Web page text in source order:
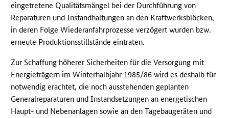
eingetretene Qualitätsmängel bei der Durchführung von
Reparaturen und Instandhaltungen an den Kraftwerksblöcken,
in deren Folge Wiederanfahrprozesse verzögert wurden bzw.
erneute Produktionsstillstände eintraten.
Zur Schaffung höherer Sicherheiten für die Versorgung mit
Energieträgern im Winterhalbjahr 1985/86 wird es deshalb für
notwendig erachtet, die noch ausstehenden geplanten
Generalreparaturen und Instandsetzungen an energetischen
Haupt- und Nebenanlagen sowie an den Tagebaugeräten und